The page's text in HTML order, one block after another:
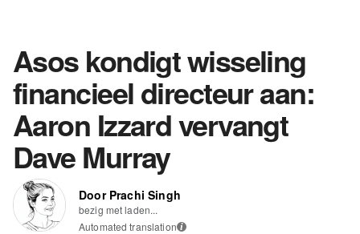
Asos kondigt wisseling
financieel directeur aan:
Aaron Izzard vervangt
Dave Murray
Door Prachi Singh
bezig met laden...
Automated translation i